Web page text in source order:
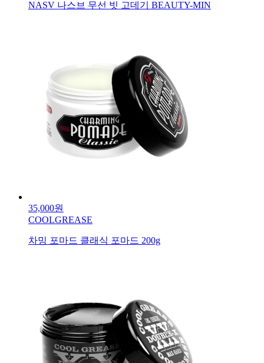
NASV 나스브 무선 빗 고데기 BEAUTY-MIN
35,000원
COOLGREASE
차밍 포마드 클래식 포마드 200g